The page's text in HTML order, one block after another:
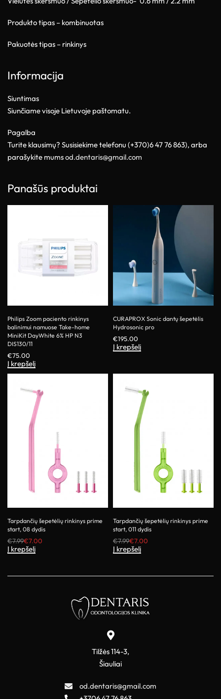
Produkto tipas – kombinuotas
Pakuotės tipas – rinkinys
Informacija
Siuntimas
Siunčiame visoje Lietuvoje paštomatu.
Pagalba
Turite klausimų? Susisiekime telefonu (+370)6 47 76 863), arba
parašykite mumsod.dentaris@gmail.com
Panašūs produktai
Philips Zoom paciento rinkinys
balinimui namuose Take-home
MiniKit DayWhite 6% HP N3
DIS130/11
€75.00
Į krepšelį
CURAPROX Sonic dantų šepetėlis
Hydrosonic pro
€195.00
Į krepšelį
Tarpdančių šepetėlių rinkinys prime
start, 08 dydis
€7.99€7.00
Į krepšelį
Tarpdančių šepetėlių rinkinys prime
start, 011 dydis
€7.99€7.00
Į krepšelį
Tilžės 114-3,
Šiauliai
od.dentaris@gmail.com